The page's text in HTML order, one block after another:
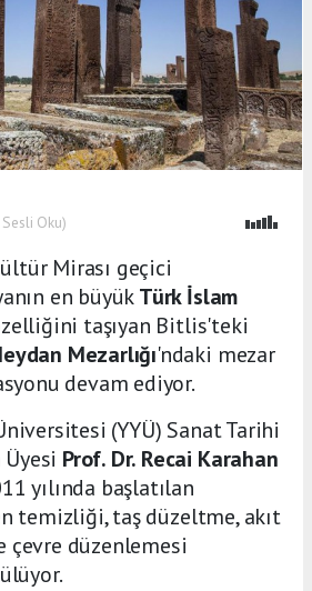
Oku)
Mirası geçici
en büyükTürk İslam
taşıyan Bitlis'teki
Mezarlığı'ndaki mezar
devam ediyor.
(YYÜ) Sanat Tarihi
Prof. Dr. Recai Karahan
yılında başlatılan
temizliği, taş düzeltme, akıt
çevre düzenlemesi